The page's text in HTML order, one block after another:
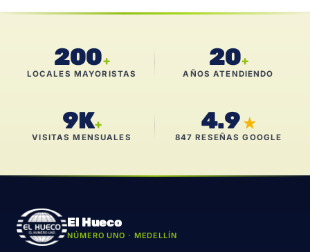
200+
LOCALES MAYORISTAS
20+
AÑOS ATENDIENDO
9K+
VISITAS MENSUALES
4.9 ★
847 RESEÑAS GOOGLE
El Hueco
NÚMERO UNO · MEDELLÍN